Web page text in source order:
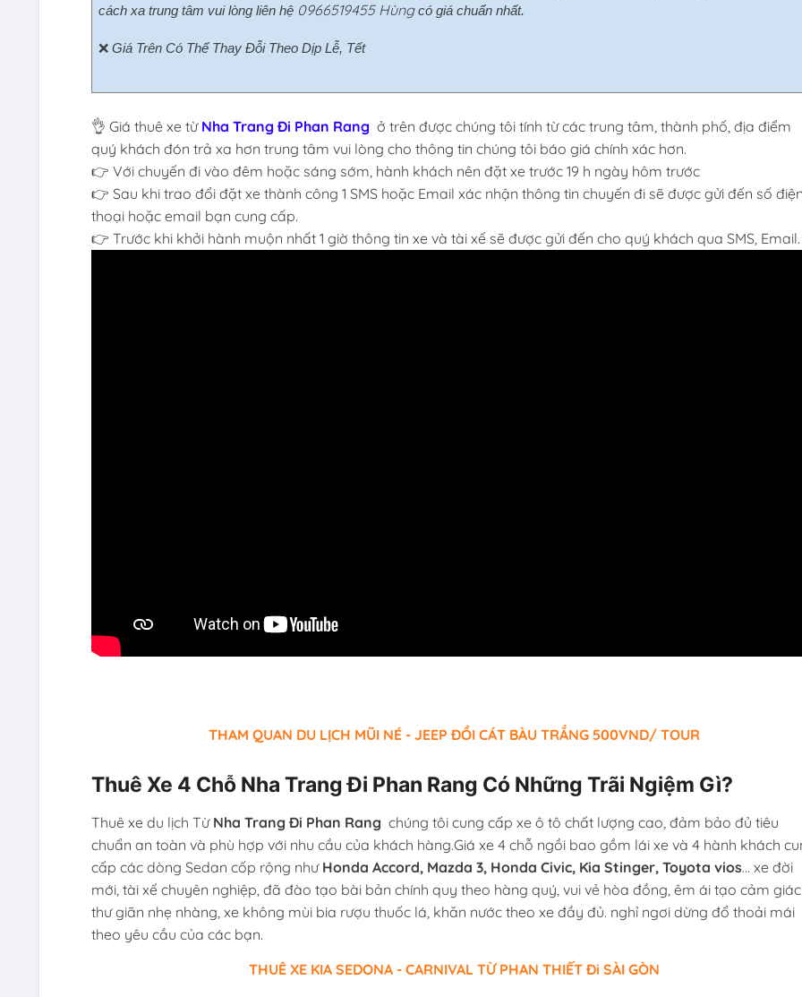
cách xa trung tâm vui lòng liên hệ 0966519455 Hùngcó giá chuẩn nhất.
❌ Giá Trên Có Thể Thay Đỗi Theo Dịp Lễ, Tết
👌 Giá thuê xe từ Nha Trang Đi Phan Rang ở trên được chúng tôi tính từ các trung tâm, thành phố, địa điểm
quý khách đón trả xa hơn trung tâm vui lòng cho thông tin chúng tôi báo giá chính xác hơn.
👉 Với chuyến đi vào đêm hoặc sáng sớm, hành khách nên đặt xe trước 19 h ngày hôm trước
👉 Sau khi trao đổi đặt xe thành công 1 SMS hoặc Email xác nhận thông tin chuyến đi sẽ được gửi đến số
thoại hoặc email bạn cung cấp.
👉 Trước khi khởi hành muộn nhất 1 giờ thông tin xe và tài xế sẽ được gửi đến cho quý khách qua SMS, Email.
THAM QUAN DU LỊCH MŨI NÉ - JEEP ĐỒI CÁT BÀU TRẮNG 500VND/ TOUR
Thuê Xe 4 Chỗ Nha Trang Đi Phan Rang Có Những Trãi Ngiệm Gì?
Thuê xe du lịch Từ Nha Trang Đi Phan Rang chúng tôi cung cấp xe ô tô chất lượng cao, đảm bảo đủ tiêu
chuẩn an toàn và phù hợp với nhu cầu của khách hàng.Giá xe 4 chỗ ngồi bao gồm lái xe và 4 hành khách
cấp các dòng Sedan cốp rộng như Honda Accord, Mazda 3, Honda Civic, Kia Stinger, Toyota vios... xe đời
mới, tài xế chuyên nghiệp, đã đào tạo bài bản chính quy theo hàng quý, vui vẻ hòa đồng, êm ái tạo cảm giác
thư giãn nhẹ nhàng, xe không mùi bia rượu thuốc lá, khăn nước theo xe đầy đủ. nghỉ ngơi dừng đổ thoải mái
theo yêu cầu của các bạn.
THUÊ XE KIA SEDONA - CARNIVAL TỪ PHAN THIẾT Đi SÀI GÒN